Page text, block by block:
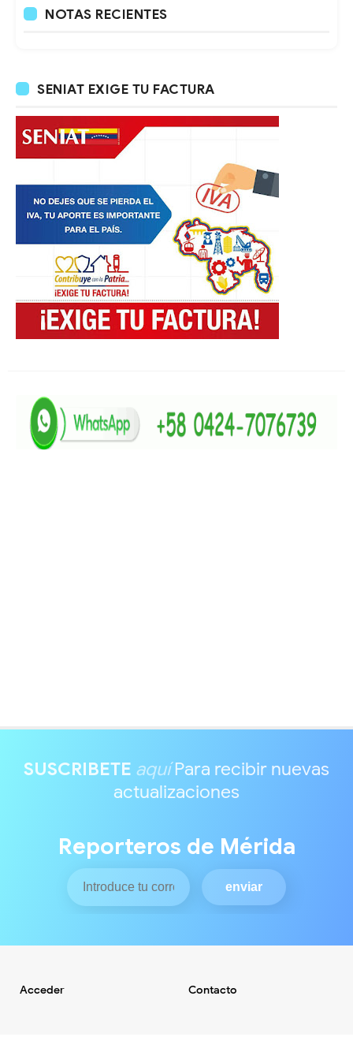
NOTAS RECIENTES
SENIAT EXIGE TU FACTURA
SUSCRIBETE aquíPara recibir nuevas
actualizaciones
Reporteros de Mérida
Acceder Contacto